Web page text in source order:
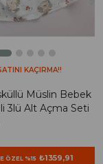
Müslin Bebek
3lü Alt Açma Seti
ÖZEL %15 ₺1359,91
KAÇIRMA!!